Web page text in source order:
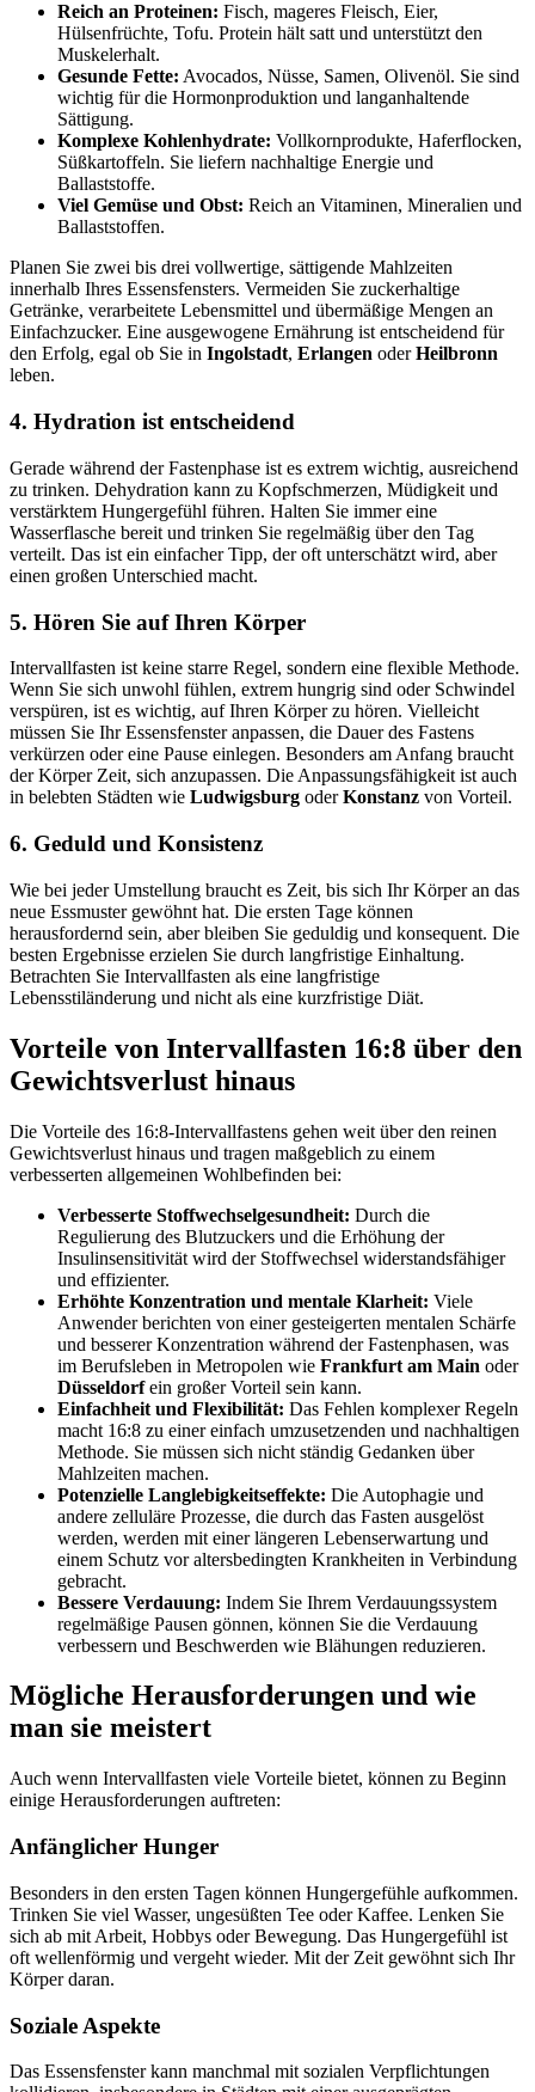
Reich an Proteinen: Fisch, mageres Fleisch, Eier,
Hülsenfrüchte, Tofu. Protein hält satt und unterstützt den
Muskelerhalt.
Gesunde Fette: Avocados, Nüsse, Samen, Olivenöl. Sie sind
wichtig für die Hormonproduktion und langanhaltende
Sättigung.
Komplexe Kohlenhydrate: Vollkornprodukte, Haferflocken,
Süßkartoffeln. Sie liefern nachhaltige Energie und
Ballaststoffe.
Viel Gemüse und Obst: Reich an Vitaminen, Mineralien und
Ballaststoffen.
Planen Sie zwei bis drei vollwertige, sättigende Mahlzeiten
innerhalb Ihres Essensfensters. Vermeiden Sie zuckerhaltige
Getränke, verarbeitete Lebensmittel und übermäßige Mengen an
Einfachzucker. Eine ausgewogene Ernährung ist entscheidend für
den Erfolg, egal ob Sie in Ingolstadt, Erlangen oderHeilbronn
leben.
4. Hydration ist entscheidend
Gerade während der Fastenphase ist es extrem wichtig, ausreichend
zu trinken. Dehydration kann zu Kopfschmerzen, Müdigkeit und
verstärktem Hungergefühl führen. Halten Sie immer eine
Wasserflasche bereit und trinken Sie regelmäßig über den Tag
verteilt. Das ist ein einfacher Tipp, der oft unterschätzt wird, aber
einen großen Unterschied macht.
5. Hören Sie auf Ihren Körper
Intervallfasten ist keine starre Regel, sondern eine flexible Methode.
Wenn Sie sich unwohl fühlen, extrem hungrig sind oder Schwindel
verspüren, ist es wichtig, auf Ihren Körper zu hören. Vielleicht
müssen Sie Ihr Essensfenster anpassen, die Dauer des Fastens
verkürzen oder eine Pause einlegen. Besonders am Anfang braucht
der Körper Zeit, sich anzupassen. Die Anpassungsfähigkeit ist auch
in belebten Städten wie Ludwigsburg oderKonstanz von Vorteil.
6. Geduld und Konsistenz
Wie bei jeder Umstellung braucht es Zeit, bis sich Ihr Körper an das
neue Essmuster gewöhnt hat. Die ersten Tage können
herausfordernd sein, aber bleiben Sie geduldig und konsequent. Die
besten Ergebnisse erzielen Sie durch langfristige Einhaltung.
Betrachten Sie Intervallfasten als eine langfristige
Lebensstiländerung und nicht als eine kurzfristige Diät.
Vorteile von Intervallfasten 16:8 über den
Gewichtsverlust hinaus
Die Vorteile des 16:8-Intervallfastens gehen weit über den reinen
Gewichtsverlust hinaus und tragen maßgeblich zu einem
verbesserten allgemeinen Wohlbefinden bei:
Verbesserte Stoffwechselgesundheit: Durch die
Regulierung des Blutzuckers und die Erhöhung der
Insulinsensitivität wird der Stoffwechsel widerstandsfähiger
und effizienter.
Erhöhte Konzentration und mentale Klarheit: Viele
Anwender berichten von einer gesteigerten mentalen Schärfe
und besserer Konzentration während der Fastenphasen, was
im Berufsleben in Metropolen wie Frankfurt am Main oder
Düsseldorfein großer Vorteil sein kann.
Einfachheit und Flexibilität: Das Fehlen komplexer Regeln
macht 16:8 zu einer einfach umzusetzenden und nachhaltigen
Methode. Sie müssen sich nicht ständig Gedanken über
Mahlzeiten machen.
Potenzielle Langlebigkeitseffekte: Die Autophagie und
andere zelluläre Prozesse, die durch das Fasten ausgelöst
werden, werden mit einer längeren Lebenserwartung und
einem Schutz vor altersbedingten Krankheiten in Verbindung
gebracht.
Bessere Verdauung: Indem Sie Ihrem Verdauungssystem
regelmäßige Pausen gönnen, können Sie die Verdauung
verbessern und Beschwerden wie Blähungen reduzieren.
Mögliche Herausforderungen und wie
man sie meistert
Auch wenn Intervallfasten viele Vorteile bietet, können zu Beginn
einige Herausforderungen auftreten:
Anfänglicher Hunger
Besonders in den ersten Tagen können Hungergefühle aufkommen.
Trinken Sie viel Wasser, ungesüßten Tee oder Kaffee. Lenken Sie
sich ab mit Arbeit, Hobbys oder Bewegung. Das Hungergefühl ist
oft wellenförmig und vergeht wieder. Mit der Zeit gewöhnt sich Ihr
Körper daran.
Soziale Aspekte
Das Essensfenster kann manchmal mit sozialen Verpflichtungen